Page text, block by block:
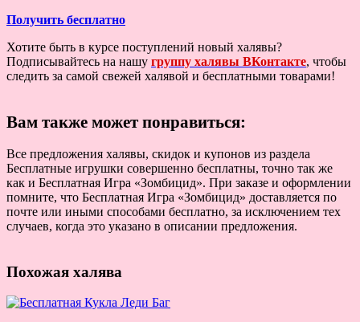
Получить бесплатно
Хотите быть в курсе поступлений новый халявы?
Подписывайтесь на нашу группу халявы ВКонтакте, чтобы
следить за самой свежей халявой и бесплатными товарами!
Вам также может понравиться:
Все предложения халявы, скидок и купонов из раздела
Бесплатные игрушки совершенно бесплатны, точно так же
как и Бесплатная Игра «Зомбицид». При заказе и оформлении
помните, что Бесплатная Игра «Зомбицид» доставляется по
почте или иными способами бесплатно, за исключением тех
случаев, когда это указано в описании предложения.
Похожая халява